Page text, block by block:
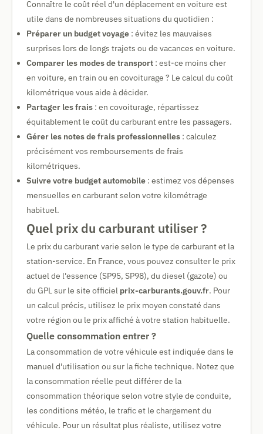
Connaître le coût réel d'un déplacement en voiture est
utile dans de nombreuses situations du quotidien :
Préparer un budget voyage : évitez les mauvaises
surprises lors de longs trajets ou de vacances en voiture.
Comparer les modes de transport : est-ce moins cher
en voiture, en train ou en covoiturage ? Le calcul du coût
kilométrique vous aide à décider.
Partager les frais : en covoiturage, répartissez
équitablement le coût du carburant entre les passagers.
Gérer les notes de frais professionnelles : calculez
précisément vos remboursements de frais
kilométriques.
Suivre votre budget automobile : estimez vos dépenses
mensuelles en carburant selon votre kilométrage
habituel.
Quel prix du carburant utiliser ?
Le prix du carburant varie selon le type de carburant et la
station-service. En France, vous pouvez consulter le prix
actuel de l'essence (SP95, SP98), du diesel (gazole) ou
du GPL sur le site officiel prix-carburants.gouv.fr. Pour
un calcul précis, utilisez le prix moyen constaté dans
votre région ou le prix affiché à votre station habituelle.
Quelle consommation entrer ?
La consommation de votre véhicule est indiquée dans le
manuel d'utilisation ou sur la fiche technique. Notez que
la consommation réelle peut différer de la
consommation théorique selon votre style de conduite,
les conditions météo, le trafic et le chargement du
véhicule. Pour un résultat plus réaliste, utilisez votre